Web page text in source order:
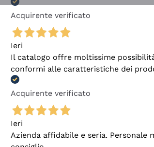
Acquirente verificato
Ieri
Il catalogo offre moltissime
conformi alle caratteristiche dei
Acquirente verificato
Ieri
Azienda affidabile e seria.